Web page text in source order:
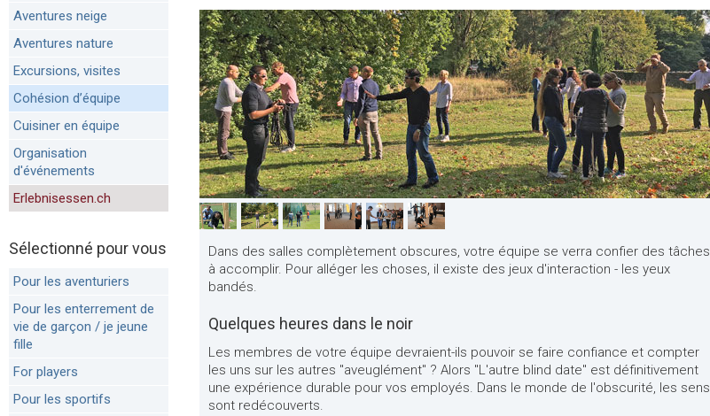
Aventures neige
Aventures nature
Excursions, visites
Cohésion d’équipe
Cuisiner en équipe
Organisation
d'événements
Erlebnisessen.ch
Sélectionné pour vous
Pour les aventuriers
Pour les enterrement de
vie de garçon / je jeune
fille
For players
Pour les sportifs
Dans des salles complètement obscures, votre équipe se verra confier des tâches
à accomplir. Pour alléger les choses, il existe des jeux d'interaction - les yeux
bandés.
Quelques heures dans le noir
Les membres de votre équipe devraient-ils pouvoir se faire confiance et compter
les uns sur les autres "aveuglément" ? Alors "L'autre blind date" est définitivement
une expérience durable pour vos employés. Dans le monde de l'obscurité, les sens
sont redécouverts.